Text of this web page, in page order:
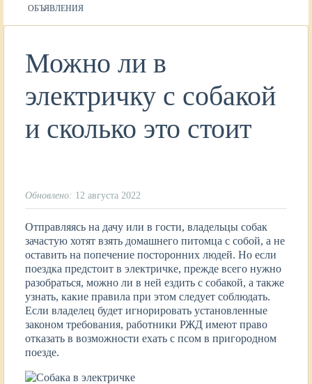
ОБЪЯВЛЕНИЯ
Можно ли в
электричку с собакой
и сколько это стоит
Обновлено: 12 августа 2022
Отправляясь на дачу или в гости, владельцы собак
зачастую хотят взять домашнего питомца с собой, а не
оставить на попечение посторонних людей. Но если
поездка предстоит в электричке, прежде всего нужно
разобраться, можно ли в ней ездить с собакой, а также
узнать, какие правила при этом следует соблюдать.
Если владелец будет игнорировать установленные
законом требования, работники РЖД имеют право
отказать в возможности ехать с псом в пригородном
поезде.